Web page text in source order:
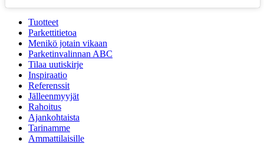
Tuotteet
Parkettitietoa
Menikö jotain vikaan
Parketinvalinnan ABC
Tilaa uutiskirje
Inspiraatio
Referenssit
Jälleenmyyjät
Rahoitus
Ajankohtaista
Tarinamme
Ammattilaisille